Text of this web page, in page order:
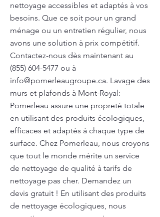
nettoyage accessibles et adaptés à vos
besoins. Que ce soit pour un grand
ménage ou un entretien régulier, nous
avons une solution à prix compétitif.
Contactez-nous dès maintenant au
(855) 604-5477 ou à
info@pomerleaugroupe.ca. Lavage des
murs et plafonds à Mont-Royal:
Pomerleau assure une propreté totale
en utilisant des produits écologiques,
efficaces et adaptés à chaque type de
surface. Chez Pomerleau, nous croyons
que tout le monde mérite un service
de nettoyage de qualité à tarifs de
nettoyage pas cher. Demandez un
devis gratuit ! En utilisant des produits
de nettoyage écologiques, nous